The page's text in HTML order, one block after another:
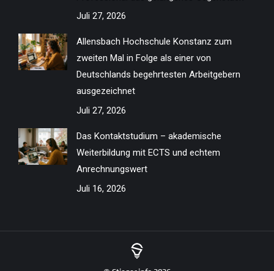
Juli 27, 2026
Allensbach Hochschule Konstanz zum
zweiten Mal in Folge als einer von
Deutschlands begehrtesten Arbeitgebern
ausgezeichnet
Juli 27, 2026
Das Kontaktstudium – akademische
Weiterbildung mit ECTS und echtem
Anrechnungswert
Juli 16, 2026